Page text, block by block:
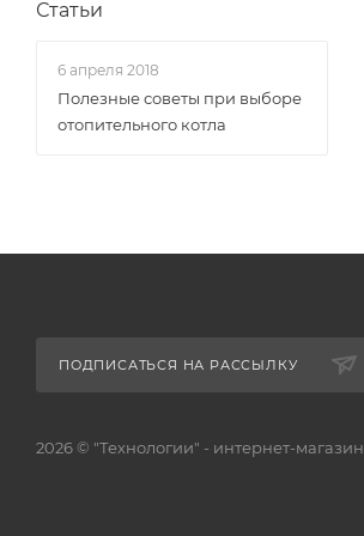
Статьи
6 апреля 2018
Полезные советы при выборе
отопительного котла
ПОДПИСАТЬСЯ НА РАССЫЛКУ
2026 © "Технологии" - интернет-магазин